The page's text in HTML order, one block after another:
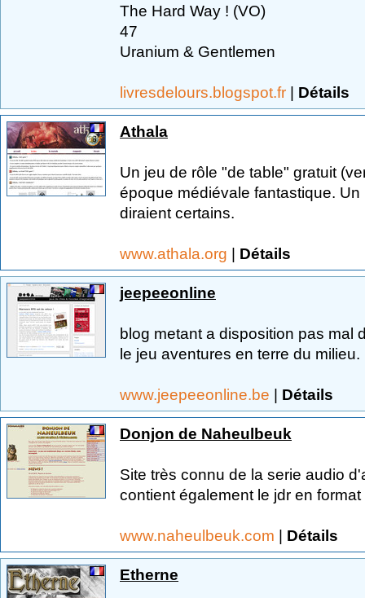
The Hard Way ! (VO)
47
Uranium & Gentlemen
livresdelours.blogspot.fr | Détails
Athala
Un jeu de rôle "de table" gratuit
époque médiévale fantastique.
diraient certains.
www.athala.org | Détails
jeepeeonline
blog metant a disposition pas mal
le jeu aventures en terre du milieu.
www.jeepeeonline.be | Détails
Donjon de Naheulbeuk
Site très connu de la serie audio
contient également le jdr en
www.naheulbeuk.com | Détails
Etherne